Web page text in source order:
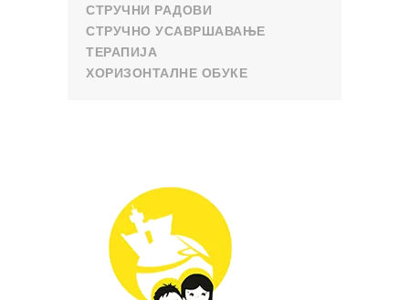
СТРУЧНИ РАДОВИ
СТРУЧНО УСАВРШАВАЊЕ
ТЕРАПИЈА
ХОРИЗОНТАЛНЕ ОБУКЕ